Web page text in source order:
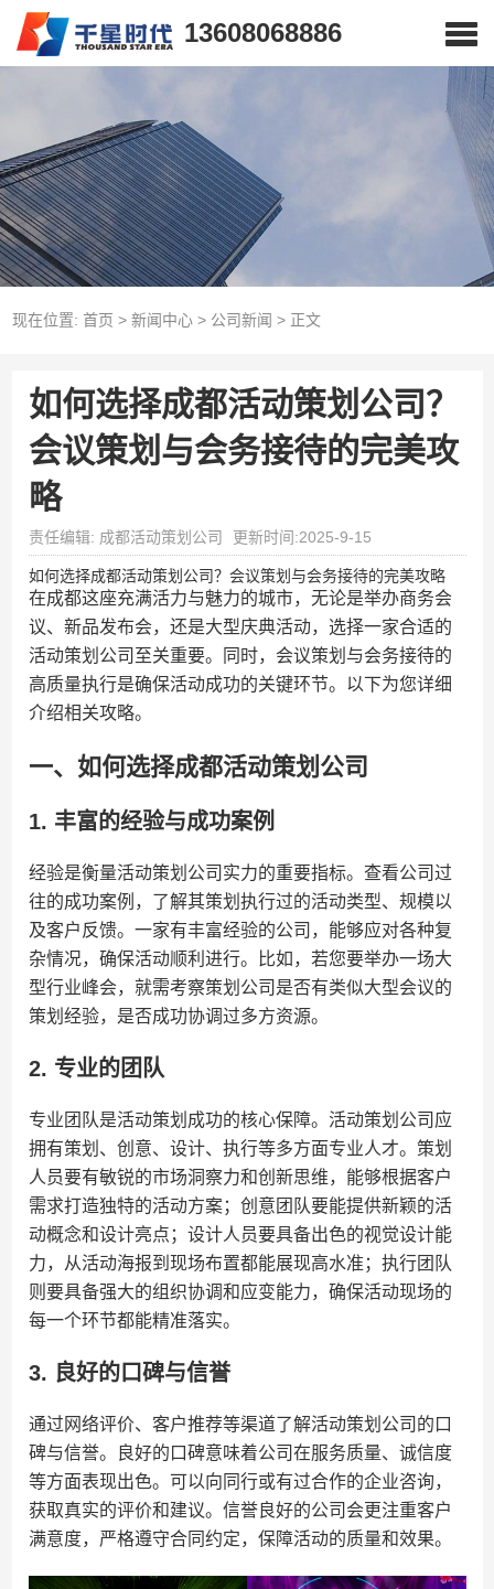
13608068886
现在位置: 首页 > 新闻中心> 公司新闻 > 正文
如何选择成都活动策划公司？
会议策划与会务接待的完美攻
略
责任编辑: 成都活动策划公司 更新时间:2025-9-15
如何选择成都活动策划公司？会议策划与会务接待的完美攻略
在成都这座充满活力与魅力的城市，无论是举办商务会
议、新品发布会，还是大型庆典活动，选择一家合适的
活动策划公司至关重要。同时，会议策划与会务接待的
高质量执行是确保活动成功的关键环节。以下为您详细
介绍相关攻略。
一、如何选择成都活动策划公司
1. 丰富的经验与成功案例
经验是衡量活动策划公司实力的重要指标。查看公司过
往的成功案例，了解其策划执行过的活动类型、规模以
及客户反馈。一家有丰富经验的公司，能够应对各种复
杂情况，确保活动顺利进行。比如，若您要举办一场大
型行业峰会，就需考察策划公司是否有类似大型会议的
策划经验，是否成功协调过多方资源。
2. 专业的团队
专业团队是活动策划成功的核心保障。活动策划公司应
拥有策划、创意、设计、执行等多方面专业人才。策划
人员要有敏锐的市场洞察力和创新思维，能够根据客户
需求打造独特的活动方案；创意团队要能提供新颖的活
动概念和设计亮点；设计人员要具备出色的视觉设计能
力，从活动海报到现场布置都能展现高水准；执行团队
则要具备强大的组织协调和应变能力，确保活动现场的
每一个环节都能精准落实。
3. 良好的口碑与信誉
通过网络评价、客户推荐等渠道了解活动策划公司的口
碑与信誉。良好的口碑意味着公司在服务质量、诚信度
等方面表现出色。可以向同行或有过合作的企业咨询，
获取真实的评价和建议。信誉良好的公司会更注重客户
满意度，严格遵守合同约定，保障活动的质量和效果。